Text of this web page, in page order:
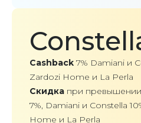
Cashback 7% Damiani и
Zardozi Home и La Perla
Скидка при
7%, Damiani и Constella
Home и La Perla